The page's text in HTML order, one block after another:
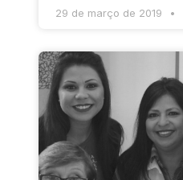
29 de março de 2019